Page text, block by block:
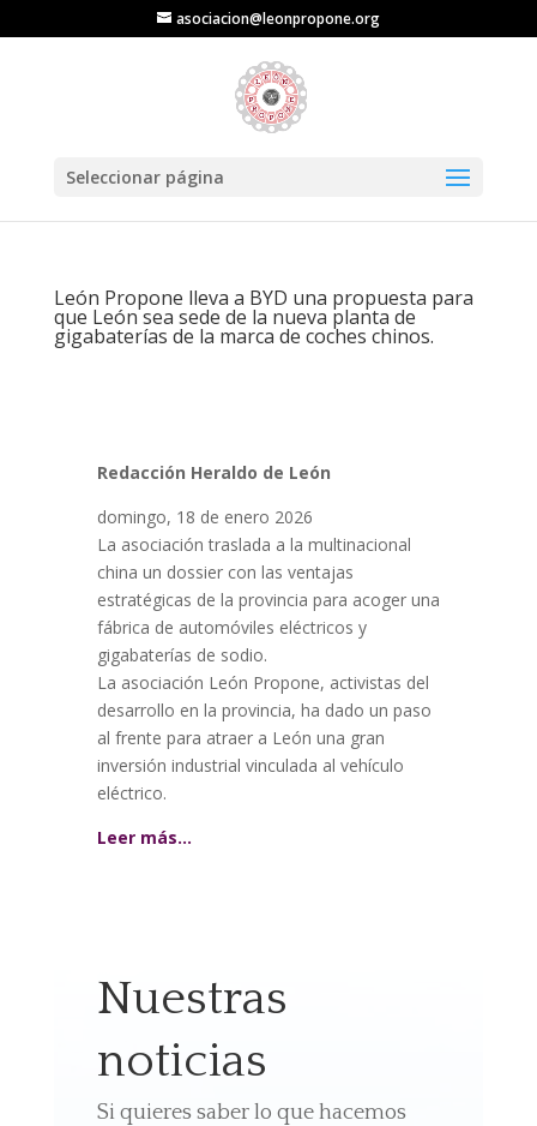
asociacion@leonpropone.org
Seleccionar página
León Propone lleva a BYD una propuesta para
que León sea sede de la nueva planta de
gigabaterías de la marca de coches chinos.
Redacción Heraldo de León
domingo, 18 de enero 2026
La asociación traslada a la multinacional
china un dossier con las ventajas
estratégicas de la provincia para acoger una
fábrica de automóviles eléctricos y
gigabaterías de sodio.
La asociación León Propone, activistas del
desarrollo en la provincia, ha dado un paso
al frente para atraer a León una gran
inversión industrial vinculada al vehículo
eléctrico.
Leer más…
Nuestras
noticias
Si quieres saber lo que hacemos